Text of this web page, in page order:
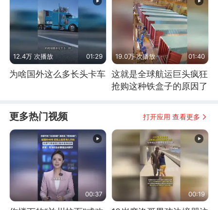
12.4万 次播放 01:29
为啥国外这么多长头卡车
19.0万 次播放 01:40
这就是全球航运巨头疯狂
抢购这种铁盒子的原因了
更多热门视频 打开应用 查看更多
00:37 00:19